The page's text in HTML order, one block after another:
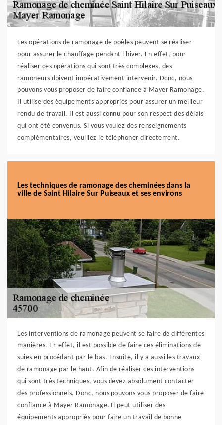
Les opérations de ramonage de poêles peuvent se réaliser
pour assurer le chauffage pendant l'hiver. En effet, pour
réaliser ces opérations qui sont très complexes, des
ramoneurs doivent impérativement intervenir. Donc, nous
pouvons vous proposer de faire confiance à Mayer Ramonage.
Il utilise des équipements appropriés pour assurer un meilleur
rendu de travail. Il est aussi connu pour son respect des délais
qui ont été convenus. Si vous voulez des renseignements
complémentaires, veuillez le téléphoner directement.
Les techniques de ramonage des cheminées dans la
ville de Saint Hilaire Sur Puiseaux et ses environs
Les interventions de ramonage peuvent se faire de différentes
manières. En effet, il est possible de faire ces éliminations de
suies en procédant par le bas. Ensuite, il y a aussi les travaux
de ramonage par le haut. Afin de réaliser ces interventions
qui sont très techniques, vous devez absolument contacter
des professionnels. Donc, nous pouvons vous proposer de faire
confiance à Mayer Ramonage. Il peut utiliser des
équipements appropriés pour faire un travail de bonne